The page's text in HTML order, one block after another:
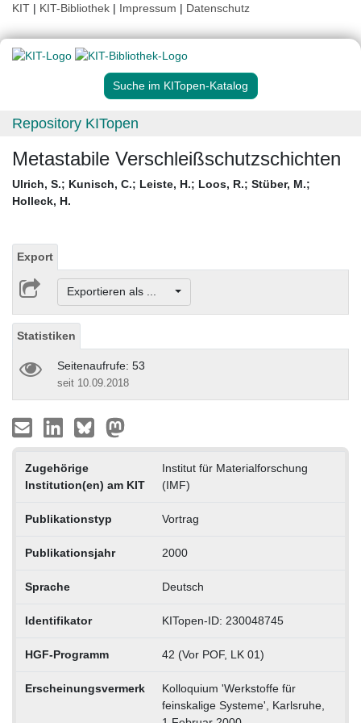
KIT | KIT-Bibliothek | Impressum | Datenschutz
Suche im KITopen-Katalog
Repository KITopen
Metastabile Verschleißschutzschichten
Ulrich, S.; Kunisch, C.; Leiste, H.; Loos, R.; Stüber, M.;
Holleck, H.
Export
Exportieren als ...
Statistiken
Seitenaufrufe: 53
seit 10.09.2018
Zugehörige
Institution(en) am KIT
Institut für Materialforschung
(IMF)
Publikationstyp Vortrag
Publikationsjahr 2000
Sprache Deutsch
Identifikator KITopen-ID: 230048745
HGF-Programm 42 (Vor POF, LK 01)
Erscheinungsvermerk
Kolloquium 'Werkstoffe für
feinskalige Systeme', Karlsruhe,